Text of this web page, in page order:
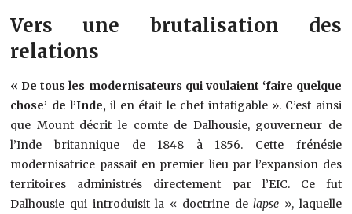
Vers une brutalisation des
relations
« De tous les modernisateurs qui voulaient ‘faire quelque
chose’ de l’Inde,il en était le chef infatigable ». C’est ainsi
que Mount décrit le comte de Dalhousie, gouverneur de
l’Inde britannique de 1848 à 1856. Cette frénésie
modernisatrice passait en premier lieu par l’expansion des
territoires administrés directement par l’EIC. Ce fut
Dalhousie qui introduisit la « doctrine delapse », laquelle